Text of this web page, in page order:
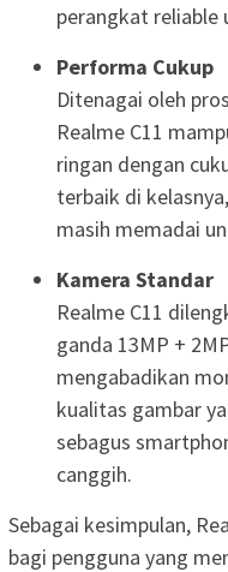
perangkat reliable
Performa Cukup
Ditenagai oleh
Realme C11
ringan dengan
terbaik di
masih memadai
Kamera Standar
Realme C11
ganda 13MP +
mengabadikan
kualitas gambar
sebagus
canggih.
Sebagai kesimpulan,
bagi pengguna yang